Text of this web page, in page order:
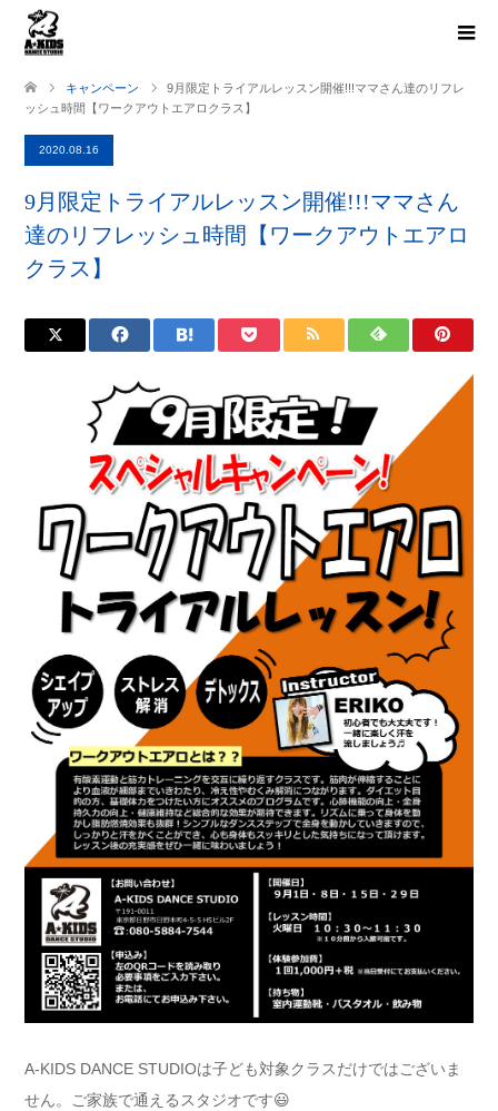
キャンペーン
9月限定トライアルレッスン開催!!!ママさん達のリフレ
ッシュ時間【ワークアウトエアロクラス】
2020.08.16
9月限定トライアルレッスン開催!!!ママさん
達のリフレッシュ時間【ワークアウトエアロ
クラス】
A-KIDS DANCE STUDIOは子ども対象クラスだけではございま
せん。ご家族で通えるスタジオです😃